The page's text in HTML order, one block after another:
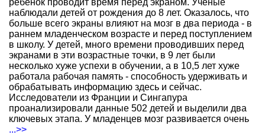
ребенок проводит время перед экраном. Ученые
наблюдали детей от рождения до 8 лет. Оказалось, что
больше всего экраны влияют на мозг в два периода - в
раннем младенческом возрасте и перед поступлением
в школу. У детей, много времени проводивших перед
экранами в эти возрастные точки, в 9 лет были
несколько хуже успехи в обучении, а в 10,5 лет хуже
работала рабочая память - способность удерживать и
обрабатывать информацию здесь и сейчас.
Исследователи из Франции и Сингапура
проанализировали данные 502 детей и выделили два
ключевых этапа. У младенцев мозг развивается очень
...>>